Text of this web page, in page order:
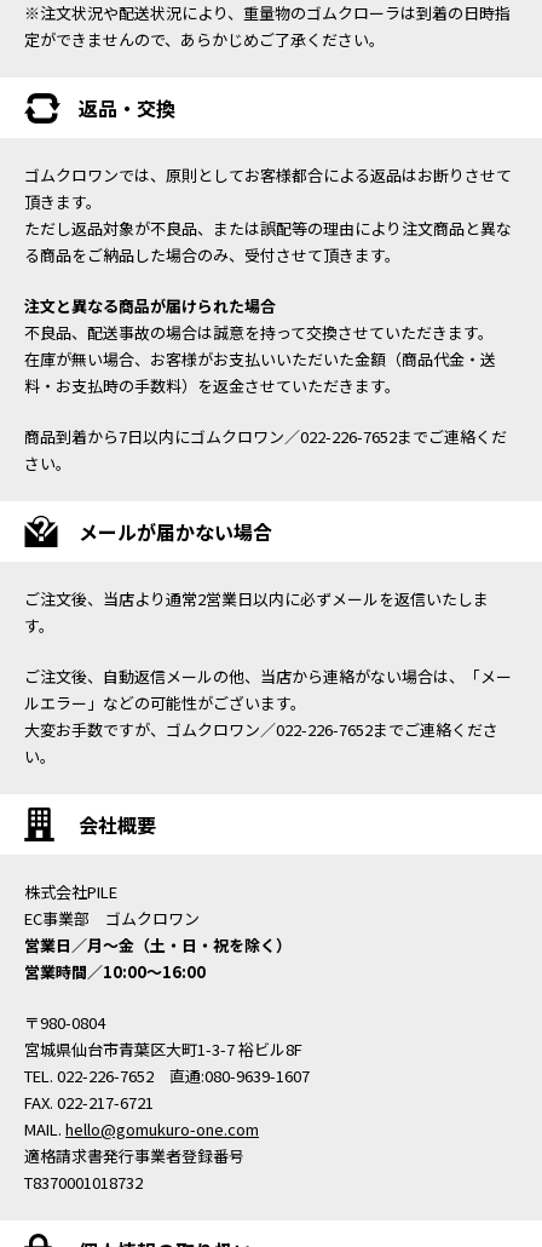
※注文状況や配送状況により、重量物のゴムクローラは到着の日時指
定ができませんので、あらかじめご了承ください。
返品・交換
ゴムクロワンでは、原則としてお客様都合による返品はお断りさせて
頂きます。
ただし返品対象が不良品、または誤配等の理由により注文商品と異な
る商品をご納品した場合のみ、受付させて頂きます。
注文と異なる商品が届けられた場合
不良品、配送事故の場合は誠意を持って交換させていただきます。
在庫が無い場合、お客様がお支払いいただいた金額（商品代金・送
料・お支払時の手数料）を返金させていただきます。
商品到着から7日以内にゴムクロワン／022-226-7652までご連絡くだ
さい。
メールが届かない場合
ご注文後、当店より通常2営業日以内に必ずメールを返信いたしま
す。
ご注文後、自動返信メールの他、当店から連絡がない場合は、「メー
ルエラー」などの可能性がございます。
大変お手数ですが、ゴムクロワン／022-226-7652までご連絡くださ
い。
会社概要
株式会社PILE
EC事業部 ゴムクロワン
営業日／月〜金（土・日・祝を除く）
営業時間／10:00〜16:00
〒980-0804
宮城県仙台市青葉区大町1-3-7 裕ビル8F
TEL. 022-226-7652 直通:080-9639-1607
FAX. 022-217-6721
MAIL. hello@gomukuro-one.com
適格請求書発行事業者登録番号
T8370001018732